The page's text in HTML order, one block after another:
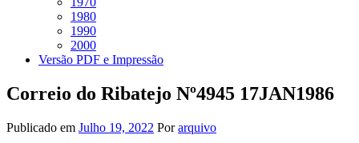
1980
1990
2000
Versão PDF e Impressão
Correio do Ribatejo Nº4945 17JAN1986
Publicado em Julho 19, 2022 Porarquivo